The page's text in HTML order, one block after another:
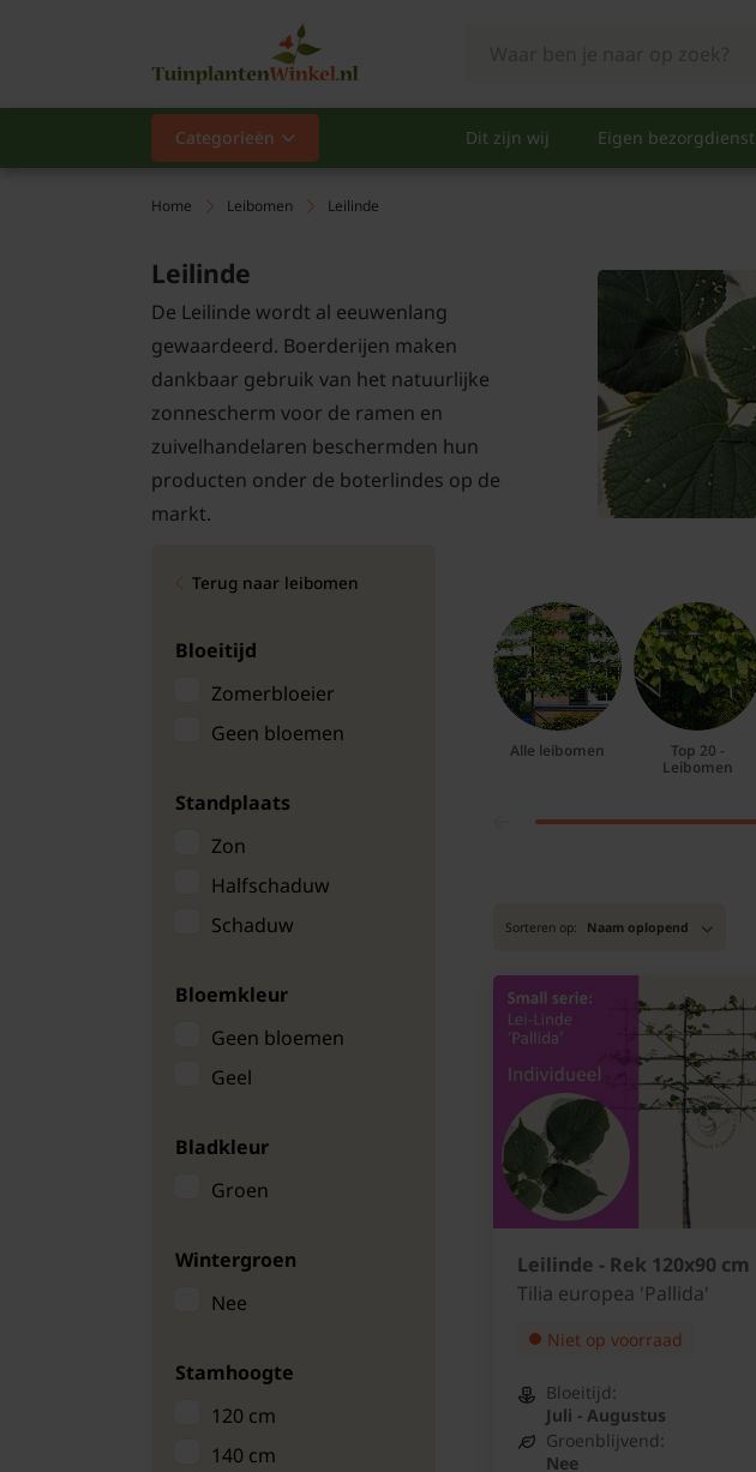
Categorieën Dit zijn wij Eigen bezorgdienst
Categorieën
Populair
Vaste planten
Heesters
Hagen
Klimplanten
Tuinbenodigdheden
Kamerplanten
Bloempotten
Home Leibomen Leilinde
Leilinde
De Leilinde wordt al eeuwenlang
gewaardeerd. Boerderijen maken
dankbaar gebruik van het natuurlijke
zonnescherm voor de ramen en
zuivelhandelaren beschermden hun
producten onder de boterlindes op de
markt.
Terug naar leibomen
Bloeitijd
Zomerbloeier
Geen bloemen
Standplaats
Zon
Halfschaduw
Schaduw
Bloemkleur
Geen bloemen
Geel
Bladkleur
Groen
Wintergroen
Nee
Stamhoogte
120 cm
140 cm
Alle leibomen
Top 20 -
Leibomen
Sorteren op: Naam oplopend
Leilinde - Rek 120x90 cm
Tilia europea 'Pallida'
Niet op voorraad
Bloeitijd:
Juli - Augustus
Groenblijvend:
Nee